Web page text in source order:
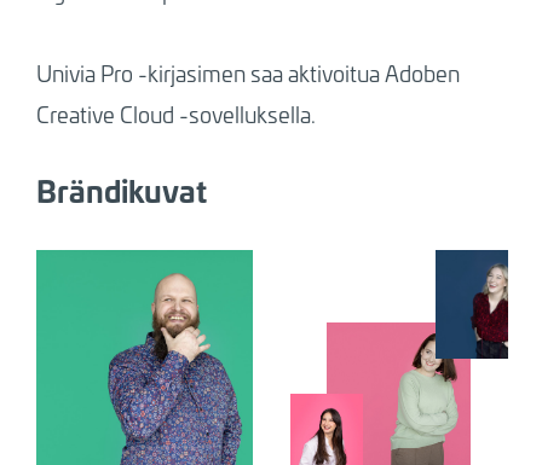
Univia Pro -kirjasimen saa aktivoitua Adoben
Creative Cloud -sovelluksella.
Brändikuvat